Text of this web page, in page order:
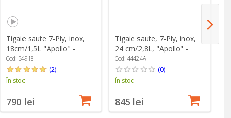
Tigaie saute 7-Ply, inox,
18cm/1,5L "Apollo" -
Demeyere
Cod: 54918
(2)
În stoc
790 lei
Tigaie saute, 7-Ply, inox,
24 cm/2,8L, "Apollo" -
Demeyere
Cod: 44424A
(0)
În stoc
845 lei